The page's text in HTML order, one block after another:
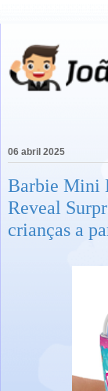
06 abril 2025
Barbie Mini
Reveal
crianças a